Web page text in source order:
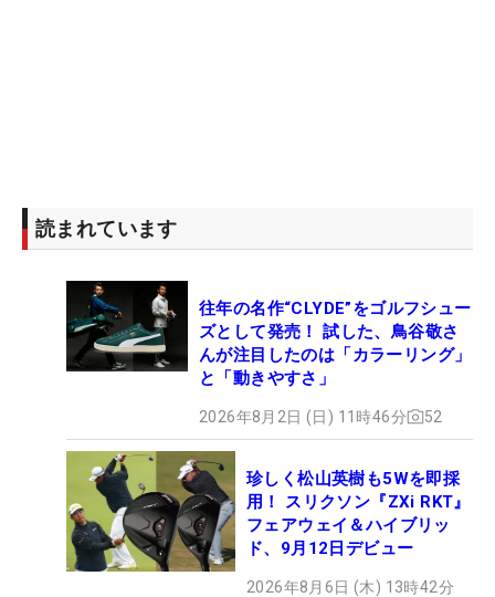
読まれています
往年の名作“CLYDE”をゴルフシュー
ズとして発売！ 試した、鳥谷敬さ
んが注目したのは「カラーリング」
と「動きやすさ」
2026年8月2日 (日) 11時46分 52
珍しく松山英樹も5Wを即採
用！ スリクソン『ZXi RKT』
フェアウェイ＆ハイブリッ
ド、9月12日デビュー
2026年8月6日 (木) 13時42分